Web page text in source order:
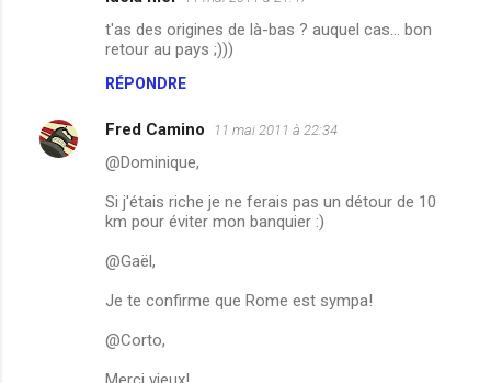
t'as des origines de là-bas ? auquel cas... bon
retour au pays ;)))
RÉPONDRE
Fred Camino 11 mai 2011 à 22:34
@Dominique,
Si j'étais riche je ne ferais pas un détour de 10
km pour éviter mon banquier :)
@Gaël,
Je te confirme que Rome est sympa!
@Corto,